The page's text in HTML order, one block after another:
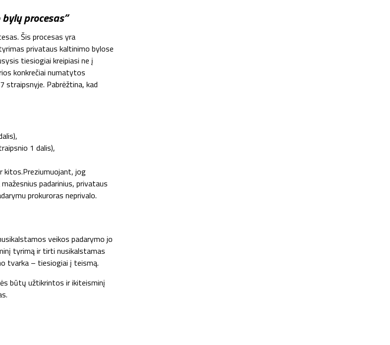
procesas”
Šis procesas yra
privataus kaltinimo bylose
tiesiogiai kreipiasi ne į
konkrečiai numatytos
Pabrėžtina, kad
1 dalis),
kitos.Preziumuojant, jog
padarinius, privataus
prokuroras neprivalo.
veikos padarymo jo
tyrimą ir tirti nusikalstamas
tvarka – tiesiogiai į teismą.
būtų užtikrintos ir ikiteisminį